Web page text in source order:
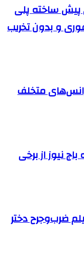
پیش ساخته پلی
و بدون تخریب
آژانس‌های متخلف
نیوز از برخی
ضرب‌وجرح دختر